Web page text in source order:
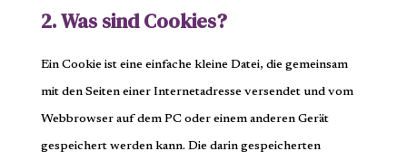
2. Was sind Cookies?
Ein Cookie ist eine einfache kleine Datei, die gemeinsam
mit den Seiten einer Internetadresse versendet und vom
Webbrowser auf dem PC oder einem anderen Gerät
gespeichert werden kann. Die darin gespeicherten